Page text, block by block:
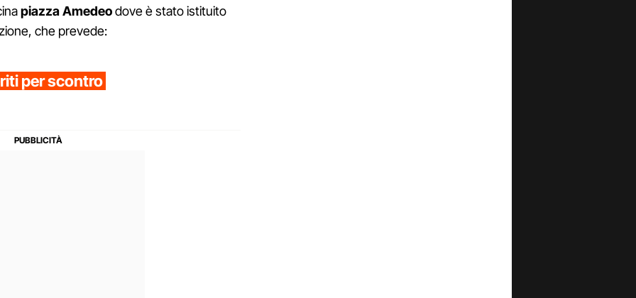
piazza Amedeodove è stato istituito
che prevede:
per scontro